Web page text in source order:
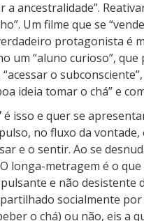
a ancestralidade”.
Um filme que se
protagonista é
um “aluno curioso”,
“acessar o
ideia tomar o chá” e
é isso e quer se
no fluxo da
e o sentir. Ao se
longa-metragem é o
e não
socialmente
o chá) ou não, eis a